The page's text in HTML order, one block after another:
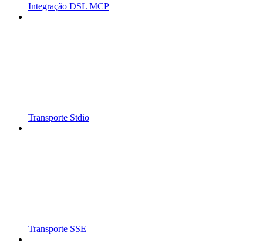
Integração DSL MCP
Transporte Stdio
Transporte SSE